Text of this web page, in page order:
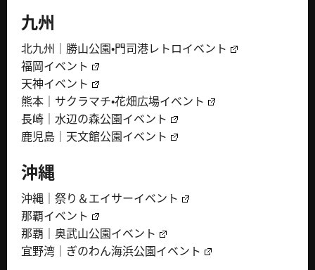
九州
北九州｜勝山公園・門司港レトロイベント
福岡イベント
天神イベント
熊本｜サクラマチ・花畑広場イベント
長崎｜水辺の森公園イベント
鹿児島｜天文館公園イベント
沖縄
沖縄｜祭り＆エイサーイベント
那覇イベント
那覇｜奥武山公園イベント
宜野湾｜ぎのわん海浜公園イベント